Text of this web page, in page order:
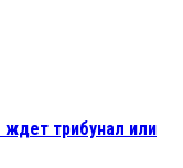
трибунал или